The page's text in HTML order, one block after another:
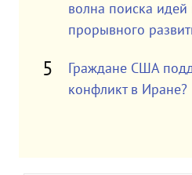
волна поиска
прорывного
Граждане США
конфликт в Иране?